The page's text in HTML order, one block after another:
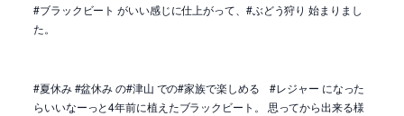
#ブラックビート がいい感じに仕上がって、#ぶどう狩り 始まりまし
た。
#夏休み #盆休み の#津山 での#家族で楽しめる #レジャー になった
らいいなーっと4年前に植えたブラックビート。 思ってから出来る様